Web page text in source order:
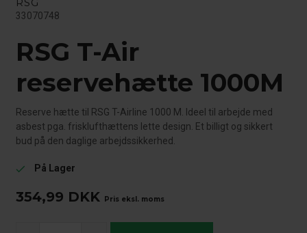
33070748
RSG T-Air
reservehætte 1000M
Reserve hætte til RSG T-Airline 1000 M. Ideel til arbejde med
asbest pga. frisklufthættens lette design. Et billigt og sikkert
bud på den daglige arbejdssikkerhed.
check På Lager
354,99 DKK Pris eksl. moms